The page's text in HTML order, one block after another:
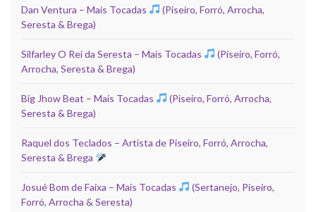
Dan Ventura – Mais Tocadas
(Piseiro, Forró, Arrocha,
Seresta & Brega)
Silfarley O Rei da Seresta – Mais Tocadas
(Piseiro, Forró,
Arrocha, Seresta & Brega)
Big Jhow Beat – Mais Tocadas
(Piseiro, Forró, Arrocha,
Seresta & Brega)
Raquel dos Teclados – Artista de Piseiro, Forró, Arrocha,
Seresta & Brega
Josué Bom de Faixa – Mais Tocadas
(Sertanejo, Piseiro,
Forró, Arrocha & Seresta)